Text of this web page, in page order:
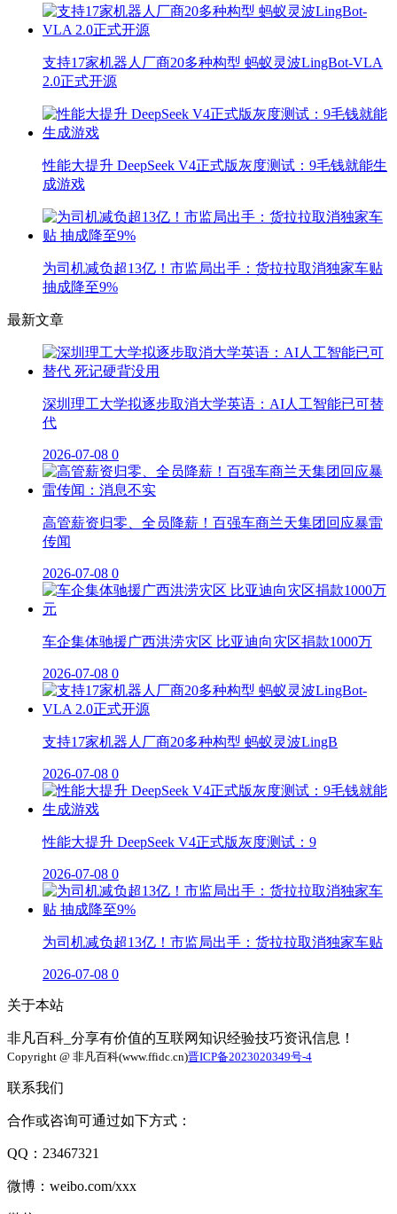
支持17家机器人厂商20多种构型 蚂蚁灵波LingBot-VLA
2.0正式开源
性能大提升 DeepSeek V4正式版灰度测试：9毛钱就能生
成游戏
为司机减负超13亿！市监局出手：货拉拉取消独家车贴
抽成降至9%
最新文章
深圳理工大学拟逐步取消大学英语：AI人工智能已可替
代
2026-07-08 0
高管薪资归零、全员降薪！百强车商兰天集团回应暴雷
传闻
2026-07-08 0
车企集体驰援广西洪涝灾区 比亚迪向灾区捐款1000万
2026-07-08 0
支持17家机器人厂商20多种构型 蚂蚁灵波LingB
2026-07-08 0
性能大提升 DeepSeek V4正式版灰度测试：9
2026-07-08 0
为司机减负超13亿！市监局出手：货拉拉取消独家车贴
2026-07-08 0
关于本站
非凡百科_分享有价值的互联网知识经验技巧资讯信息！
Copyright @ 非凡百科(www.ffidc.cn)晋ICP备2023020349号-4
联系我们
合作或咨询可通过如下方式：
QQ：23467321
微博：weibo.com/xxx